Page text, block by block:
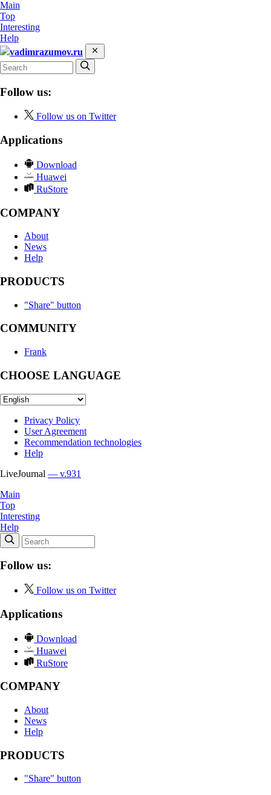
Main
Top
Interesting
Help
vadimrazumov.ru
Follow us:
Follow us on Twitter
Applications
Download
Huawei
RuStore
COMPANY
About
News
Help
PRODUCTS
"Share" button
COMMUNITY
Frank
CHOOSE LANGUAGE
Privacy Policy
User Agreement
Recommendation technologies
Help
LiveJournal — v.931
Main
Top
Interesting
Help
Follow us:
Follow us on Twitter
Applications
Download
Huawei
RuStore
COMPANY
About
News
Help
PRODUCTS
"Share" button